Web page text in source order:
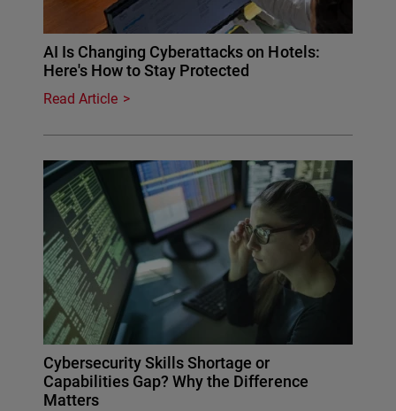
AI Is Changing Cyberattacks on Hotels:
Here's How to Stay Protected
Read Article
Cybersecurity Skills Shortage or
Capabilities Gap? Why the Difference
Matters